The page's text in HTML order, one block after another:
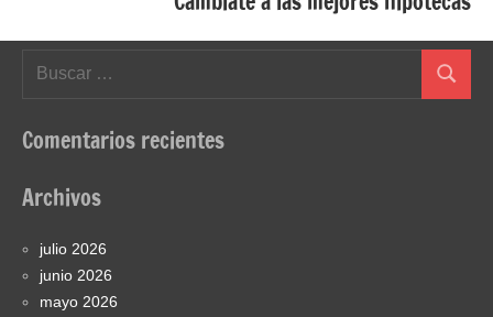
Buscar
Comentarios recientes
Archivos
julio 2026
junio 2026
mayo 2026